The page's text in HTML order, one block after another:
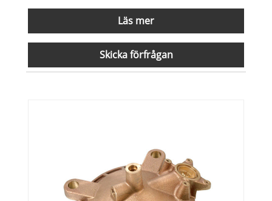
Läs mer
Skicka förfrågan